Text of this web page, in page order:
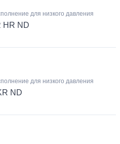
для низкого давления
HR ND
для низкого давления
ND